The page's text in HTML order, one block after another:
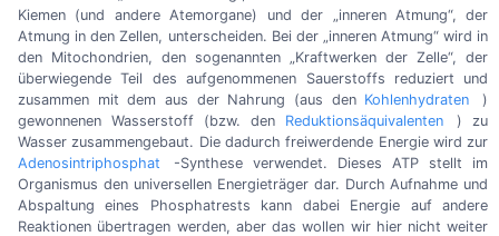
Kiemen (und andere Atemorgane) und der „inneren Atmung“, der
Atmung in den Zellen, unterscheiden. Bei der „inneren Atmung“ wird in
den Mitochondrien, den sogenannten „Kraftwerken der Zelle“, der
überwiegende Teil des aufgenommenen Sauerstoffs reduziert und
zusammen mit dem aus der Nahrung (aus den Kohlenhydraten
)
gewonnenen Wasserstoff (bzw. den Reduktionsäquivalenten
) zu
Wasser zusammengebaut. Die dadurch freiwerdende Energie wird zur
Adenosintriphosphat
-Synthese verwendet. Dieses ATP stellt im
Organismus den universellen Energieträger dar. Durch Aufnahme und
Abspaltung eines Phosphatrests kann dabei Energie auf andere
Reaktionen übertragen werden, aber das wollen wir hier nicht weiter